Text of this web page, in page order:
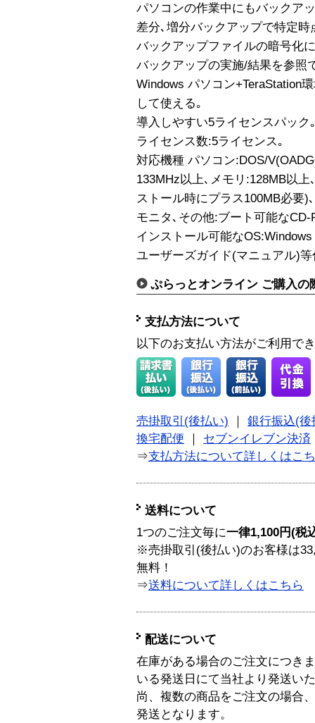
パソコンの作業中にもバックア
差分､増分バックアップで特定
バックアップファイルの暗号化
バックアップの実施/結果を参照
Windows パソコン+TeraStation
して使える｡
導入しやすい5ライセンスパック
ライセンス数:5ライセンス｡
対応機種 パソコン:DOS/
133MHz以上､メモリ:128MB以
ストール時にプラス100MB必要
モニタ､その他:ブート可能な
インストール可能な
ユーザーズガイド(マニュアル)等
ぷらっとオンライン ご購入の
支払方法について
以下のお支払い方法がご利用で
売掛取引(後払い)
銀行振込(後
換宅配便
セブンイレブン決済
⇒支払方法について詳しくはこ
送料について
1つのご注文毎に一律1,100円(税
※売掛取引(後払い)のお客様は
無料！
⇒送料について詳しくはこちら
配送について
在庫がある場合のご注文につき
いる発送日にて当社より発送い
尚、複数の商品をご注文の場合
発送となります。